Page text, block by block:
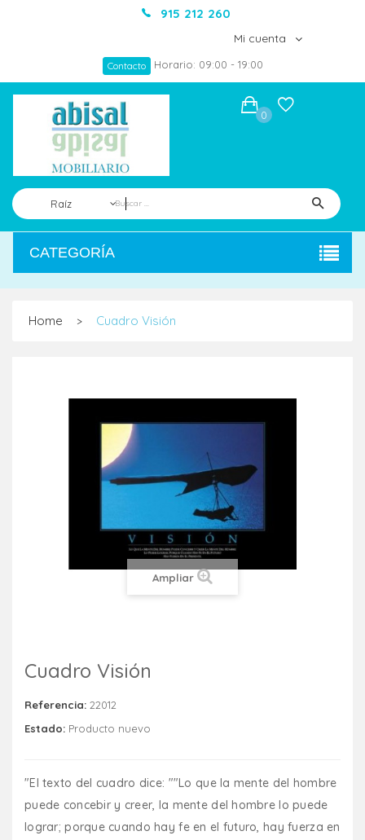
915 212 260
Mi cuenta
Contacto Horario: 09:00 - 19:00
Raíz
0
CATEGORÍA
Home > Cuadro Visión
Ampliar
Cuadro Visión
Referencia: 22012
Estado: Producto nuevo
"El texto del cuadro dice: ""Lo que la mente del hombre
puede concebir y creer, la mente del hombre lo puede
lograr; porque cuando hay fe en el futuro, hay fuerza en